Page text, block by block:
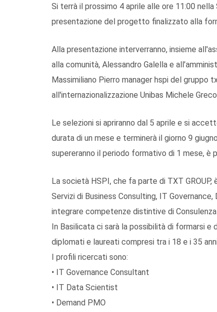
Si terrà il prossimo 4 aprile alle ore 11:00
presentazione del progetto finalizzato alla
Alla presentazione interverranno, insieme
alla comunità, Alessandro Galella e
Massimiliano Pierro manager hspi del gruppo
all'internazionalizzazione Unibas Michele
Le selezioni si apriranno dal 5 aprile e si
durata di un mese e terminerà il giorno 9
supereranno il periodo formativo di 1 mese,
La società HSPI, che fa parte di TXT
Servizi di Business Consulting, IT
integrare competenze distintive di
In Basilicata ci sarà la possibilità di formarsi e
diplomati e laureati compresi tra i 18 e i 35
I profili ricercati sono:
• IT Governance Consultant
• IT Data Scientist
• Demand PMO